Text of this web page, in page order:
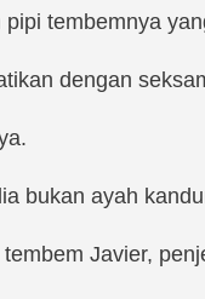
tembemnya
dengan
bukan ayah
Javier,